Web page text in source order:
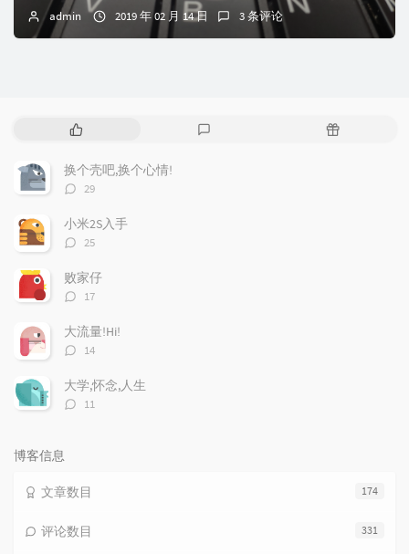
admin 2019 年 02 月 14 日 3 条评论
热
文
章
随
换个壳吧,换个心情!
评
数：
29
小米2S入手
评
数：
25
败家仔
评
数：
17
大流量!Hi!
评
数：
14
大学,怀念,人生
评
11
博客信息
174
文章数目
331
评论数目